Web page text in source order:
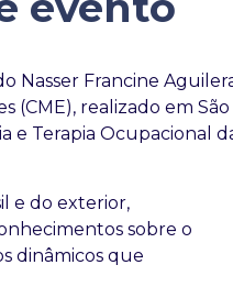
Nasser Francine
(CME), realizado em São
e Terapia Ocupacional
e do exterior,
sobre o
dinâmicos que